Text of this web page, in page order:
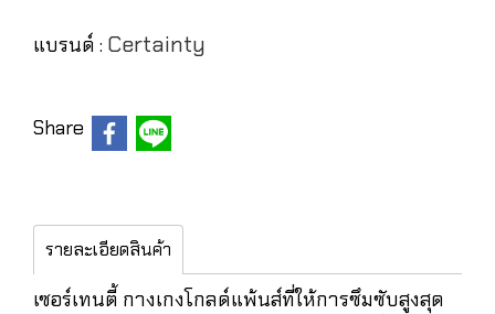
แบรนด์ : Certainty
Share
รายละเอียดสินค้า
เซอร์เทนตี้ กางเกงโกลด์แพ้นส์ที่ให้การซึมซับสูงสุด